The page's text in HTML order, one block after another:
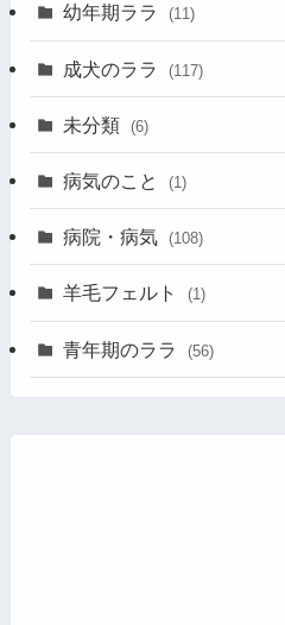
幼年期ララ (11)
成犬のララ (117)
未分類 (6)
病気のこと (1)
病院・病気 (108)
羊毛フェルト (1)
青年期のララ (56)